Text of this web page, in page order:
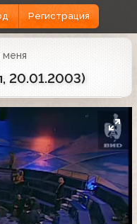
Регистрация
20.01.2003)